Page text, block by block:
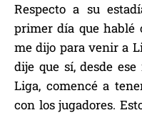
Respecto a su
primer día que hablé
me dijo para venir a
dije que sí, desde
Liga, comencé a
con los jugadores.